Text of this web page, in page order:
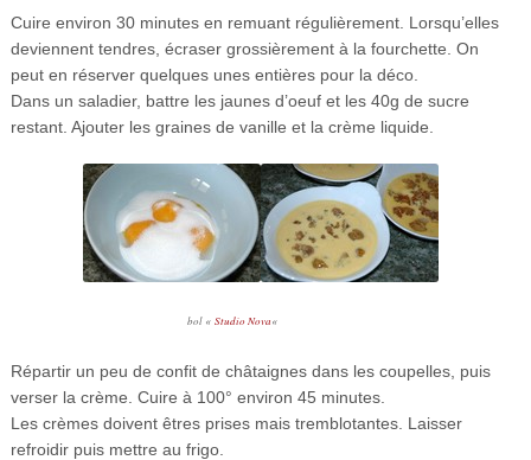
Cuire environ 30 minutes en remuant régulièrement. Lorsqu’elles
deviennent tendres, écraser grossièrement à la fourchette. On
peut en réserver quelques unes entières pour la déco.
Dans un saladier, battre les jaunes d’oeuf et les 40g de sucre
restant. Ajouter les graines de vanille et la crème liquide.
bol « Studio Nova«
Répartir un peu de confit de châtaignes dans les coupelles, puis
verser la crème. Cuire à 100° environ 45 minutes.
Les crèmes doivent êtres prises mais tremblotantes. Laisser
refroidir puis mettre au frigo.